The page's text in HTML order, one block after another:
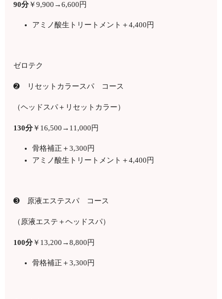
90分￥9,900 →6,600円
アミノ酸生トリートメント＋4,400円
ゼロテク
➋ リセットカラースパ コース
（ヘッドスパ＋リセットカラー）
130分￥ 16,500 →11,000円
骨格補正＋3,300円
アミノ酸生トリートメント＋4,400円
➌ 原液エステスパ コース
（原液エステ＋ヘッドスパ）
100分￥ 13,200 →8,800円
骨格補正＋3,300円